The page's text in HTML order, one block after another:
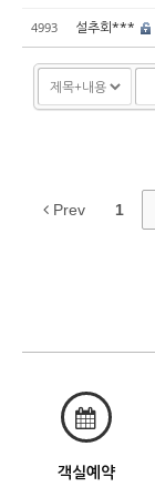
4993 설추회***
Prev 1
객실예약